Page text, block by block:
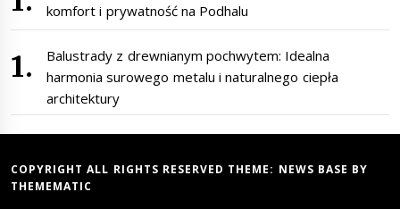
komfort i prywatność na Podhalu
Balustrady z drewnianym pochwytem: Idealna
harmonia surowego metalu i naturalnego ciepła
architektury
COPYRIGHT ALL RIGHTS RESERVED THEME: NEWS BASE BY
THEMEMATIC